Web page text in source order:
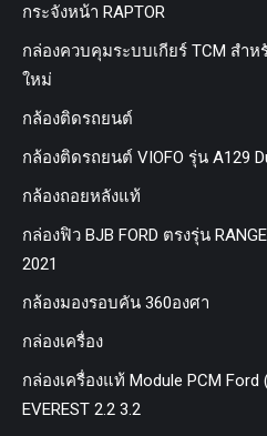
กระจังหน้า RAPTOR
กล่องควบคุมระบบเกียร์ TCM สำห
ใหม่
กล้องติดรถยนต์
กล้องติดรถยนต์ VIOFO รุ่น A129
กล้องถอยหลังแท้
กล่องฟิว BJB FORD ตรงรุ่น
2021
กล้องมองรอบคัน 360องศา
กล่องเครื่อง
กล่องเครื่องแท้ Module PCM Ford
EVEREST 2.2 3.2